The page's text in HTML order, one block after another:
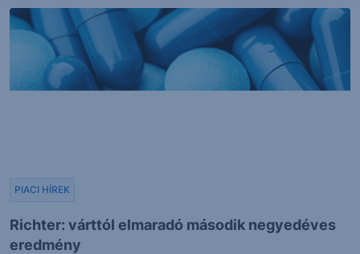
Richter: várttól elmaradó második negyedéves
eredmény
PIACI HÍREK